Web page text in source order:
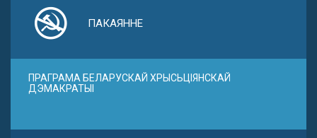
ПАКАЯННЕ
ПРАГРАМА БЕЛАРУСКАЙ ХРЫСЬЦІЯНСКАЙ
ДЭМАКРАТЫІ